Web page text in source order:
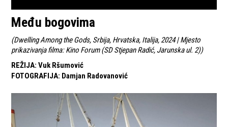
Među bogovima
(Dwelling Among the Gods, Srbija, Hrvatska, Italija, 2024 | Mjesto
prikazivanja filma: Kino Forum (SD Stjepan Radić, Jarunska ul. 2))
REŽIJA: Vuk Ršumović
FOTOGRAFIJA: Damjan Radovanović